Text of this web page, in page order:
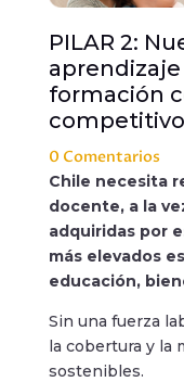
PILAR 2:
formación
0 Comentarios
Chile necesita
docente, a la
adquiridas por
más elevados
educación,
Sin una fuerza
la cobertura y la
sostenibles.